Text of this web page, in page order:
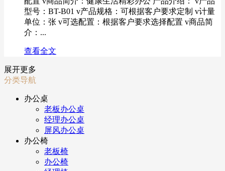
型号：BT-B01 v产品规格：可根据客户要求定制 v计量
单位：张 v可选配置：根据客户要求选择配置 v商品简
介：...
查看全文
展开更多
分类导航
办公桌
老板办公桌
经理办公桌
屏风办公桌
办公椅
老板椅
办公椅